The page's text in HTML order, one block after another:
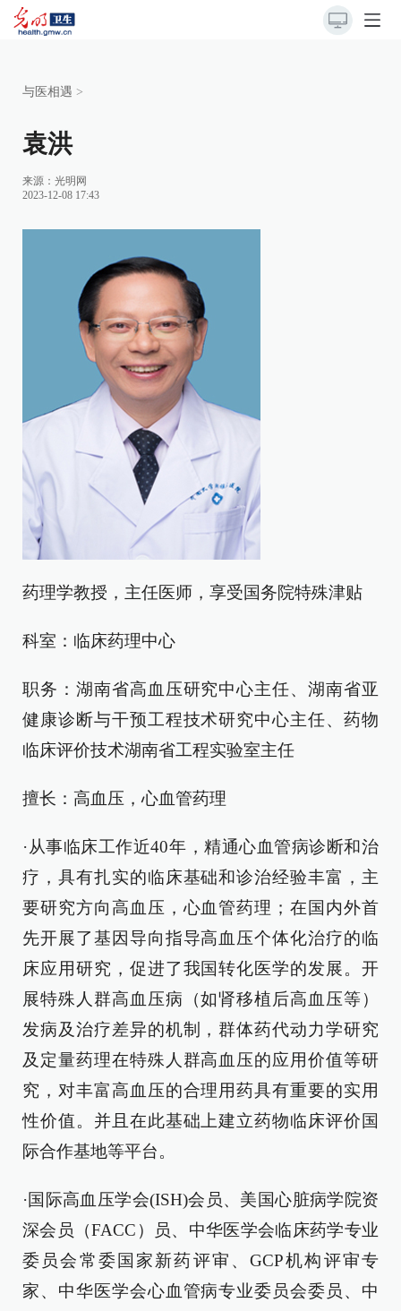
与医相遇 >
袁洪
来源： 光明网
2023-12-08 17:43
药理学教授，主任医师，享受国务院特殊津贴
科室：临床药理中心
职务：湖南省高血压研究中心主任、湖南省亚
健康诊断与干预工程技术研究中心主任、药物
临床评价技术湖南省工程实验室主任
擅长：高血压，心血管药理
·从事临床工作近40年，精通心血管病诊断和治
疗，具有扎实的临床基础和诊治经验丰富，主
要研究方向高血压，心血管药理；在国内外首
先开展了基因导向指导高血压个体化治疗的临
床应用研究，促进了我国转化医学的发展。开
展特殊人群高血压病（如肾移植后高血压等）
发病及治疗差异的机制，群体药代动力学研究
及定量药理在特殊人群高血压的应用价值等研
究，对丰富高血压的合理用药具有重要的实用
性价值。并且在此基础上建立药物临床评价国
际合作基地等平台。
·国际高血压学会(ISH)会员、美国心脏病学院资
深会员（FACC）员、中华医学会临床药学专业
委员会常委国家新药评审、GCP机构评审专
家、中华医学会心血管病专业委员会委员、中